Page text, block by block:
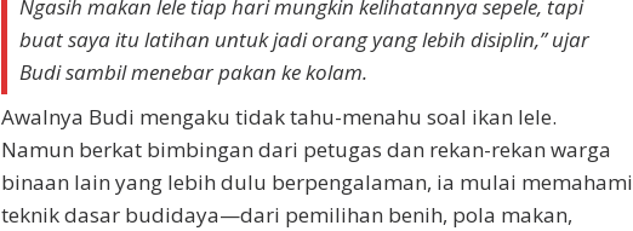
Ngasih makan lele tiap hari mungkin kelihatannya sepele, tapi
buat saya itu latihan untuk jadi orang yang lebih disiplin,” ujar
Budi sambil menebar pakan ke kolam.
Awalnya Budi mengaku tidak tahu-menahu soal ikan lele.
Namun berkat bimbingan dari petugas dan rekan-rekan warga
binaan lain yang lebih dulu berpengalaman, ia mulai memahami
teknik dasar budidaya—dari pemilihan benih, pola makan,